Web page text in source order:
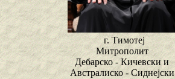
г. Тимотеј
Митрополит
Дебарско - Кичевски и
Австралиско - Сиднејски